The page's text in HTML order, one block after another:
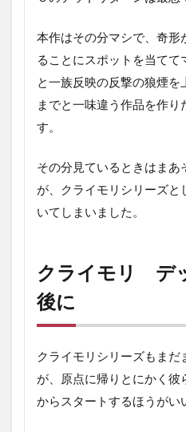
本作はその分マシで、奇形
ることにスポットを当て
と一族反映の反撃の狼煙を
までと一味違う作品を作り
す。
その分見ているときはまあ
が、クライモリシリーズと
いてしまいました。
クライモリ デ
後に
クライモリシリーズもま
が、原点に帰りとにかく彼
からスタートするほうがい